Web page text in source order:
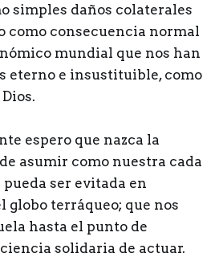
simples daños colaterales
como consecuencia normal
mundial que nos han
eterno e insustituible, como
espero que nazca la
asumir como nuestra cada
ser evitada en
globo terráqueo; que nos
hasta el punto de
solidaria de actuar.